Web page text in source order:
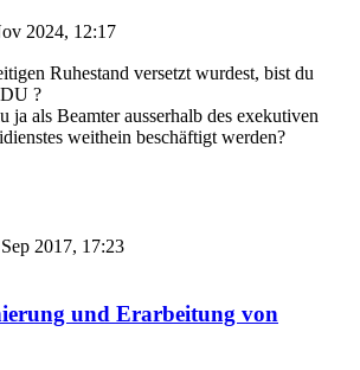
2024, 12:17
Ruhestand versetzt wurdest, bist du
?
ja als Beamter ausserhalb des exekutiven
weithein beschäftigt werden?
2017, 17:23
und Erarbeitung von